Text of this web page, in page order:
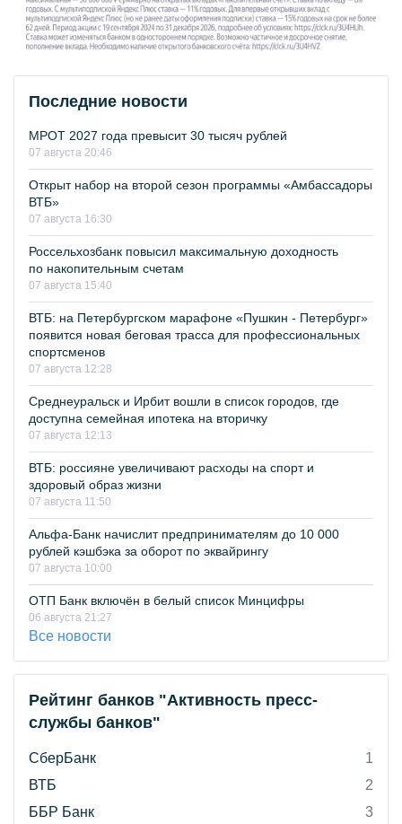
Последние новости
МРОТ 2027 года превысит 30 тысяч рублей
07 августа 20:46
Открыт набор на второй сезон программы «Амбассадоры
ВТБ»
07 августа 16:30
Россельхозбанк повысил максимальную доходность
по накопительным счетам
07 августа 15:40
ВТБ: на Петербургском марафоне «Пушкин - Петербург»
появится новая беговая трасса для профессиональных
спортсменов
07 августа 12:28
Среднеуральск и Ирбит вошли в список городов, где
доступна семейная ипотека на вторичку
07 августа 12:13
ВТБ: россияне увеличивают расходы на спорт и
здоровый образ жизни
07 августа 11:50
Альфа-Банк начислит предпринимателям до 10 000
рублей кэшбэка за оборот по эквайрингу
07 августа 10:00
ОТП Банк включён в белый список Минцифры
06 августа 21:27
Все новости
Рейтинг банков "Активность пресс-
службы банков"
СберБанк
1
ВТБ
2
ББР Банк
3